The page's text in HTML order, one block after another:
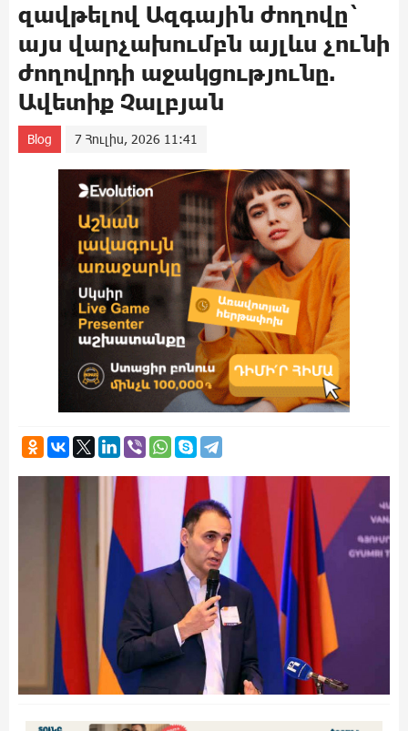
զավթելով Ազգային ժողովը`
այս վարչախումբն այլևս չունի
ժողովրդի աջակցությունը.
Ավետիք Չալբյան
Blog 7 Հուլիս, 2026 11:41